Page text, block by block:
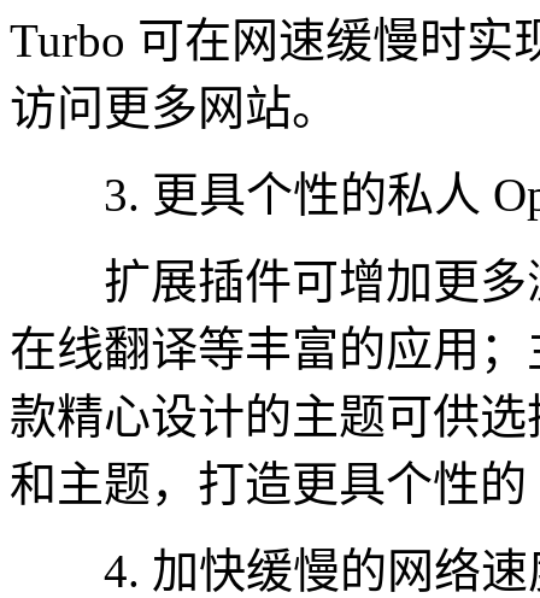
Turbo 可在网速缓慢时实
访问更多网站。
3. 更具个性的私人
扩展插件可增加更多
在线翻译等丰富的应用
款精心设计的主题可供
和主题，打造更具个性的
4. 加快缓慢的网络速